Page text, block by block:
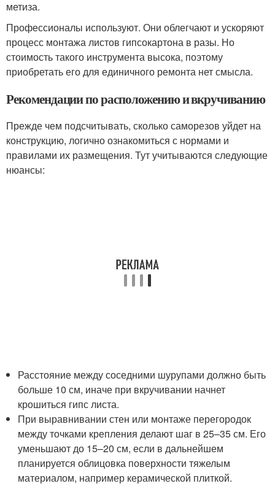
метиза.
Профессионалы используют. Они облегчают и ускоряют
процесс монтажа листов гипсокартона в разы. Но
стоимость такого инструмента высока, поэтому
приобретать его для единичного ремонта нет смысла.
Рекомендации по расположению и вкручиванию
Прежде чем подсчитывать, сколько саморезов уйдет на
конструкцию, логично ознакомиться с нормами и
правилами их размещения. Тут учитываются следующие
нюансы:
Расстояние между соседними шурупами должно быть
больше 10 см, иначе при вкручивании начнет
крошиться гипс листа.
При выравнивании стен или монтаже перегородок
между точками крепления делают шаг в 25–35 см. Его
уменьшают до 15–20 см, если в дальнейшем
планируется облицовка поверхности тяжелым
материалом, например керамической плиткой.